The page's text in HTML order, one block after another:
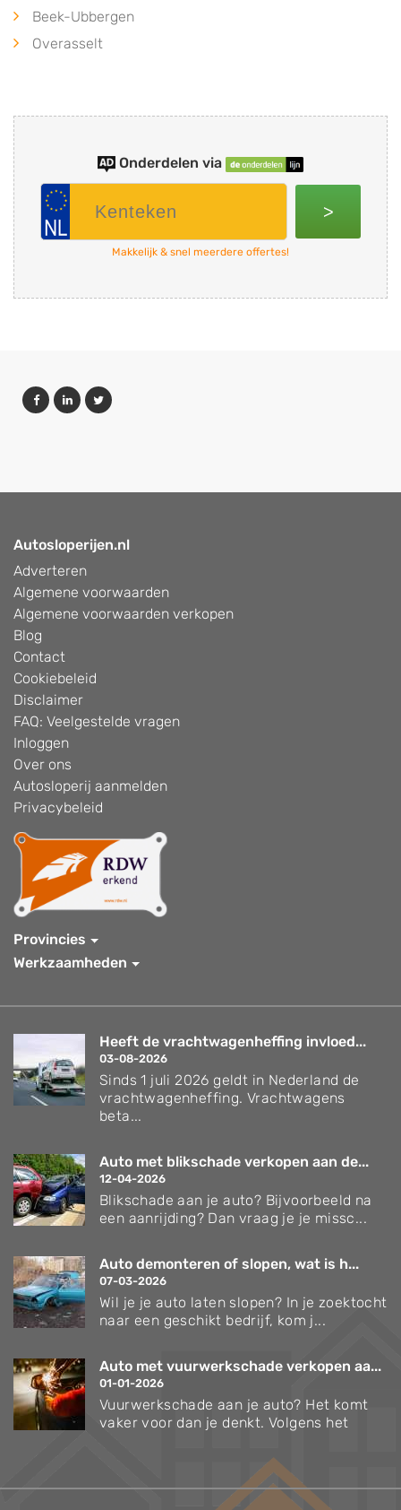
Beek-Ubbergen
Overasselt
Onderdelen via
>
Makkelijk & snel meerdere offertes!
Autosloperijen.nl
Adverteren
Algemene voorwaarden
Algemene voorwaarden verkopen
Blog
Contact
Cookiebeleid
Disclaimer
FAQ: Veelgestelde vragen
Inloggen
Over ons
Autosloperij aanmelden
Privacybeleid
Provincies
Werkzaamheden
Heeft de vrachtwagenheffing invloed...
03-08-2026
Sinds 1 juli 2026 geldt in Nederland de
vrachtwagenheffing. Vrachtwagens
beta...
Auto met blikschade verkopen aan de...
12-04-2026
Blikschade aan je auto? Bijvoorbeeld na
een aanrijding? Dan vraag je je missc...
Auto demonteren of slopen, wat is h...
07-03-2026
Wil je je auto laten slopen? In je zoektocht
naar een geschikt bedrijf, kom j...
Auto met vuurwerkschade verkopen aa...
01-01-2026
Vuurwerkschade aan je auto? Het komt
vaker voor dan je denkt. Volgens het